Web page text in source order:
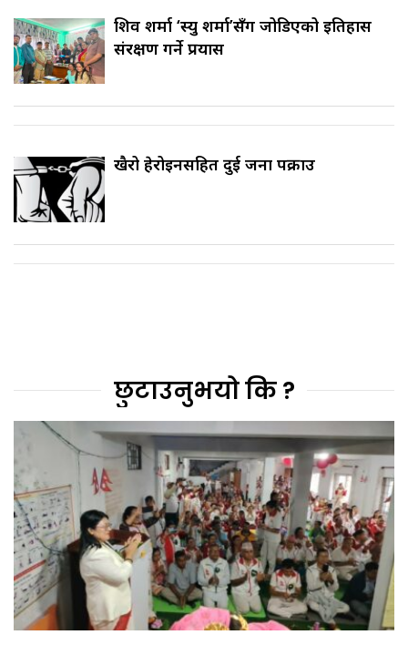
शिव शर्मा ‘स्यु शर्मा’सँग जोडिएको इतिहास
संरक्षण गर्ने प्रयास
खैरो हेरोइनसहित दुई जना पक्राउ
छुटाउनुभयो कि ?